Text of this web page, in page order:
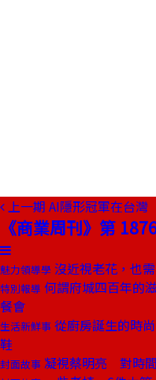
上一期 AI隱形冠軍在台灣
《商業周刊》第
魅力領導學 沒近視老花，也
特別報導 何謂府城四百年的
餐會
生活新鮮事 從廚房誕生的時
鞋
封面故事 凝視蔡明亮 對時